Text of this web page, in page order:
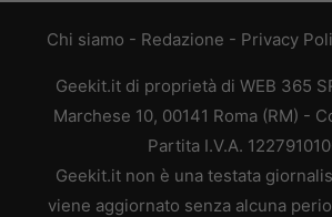
Chi siamo - Redazione - Privacy
Geekit.it di proprietà di WEB 365
Marchese 10, 00141 Roma (RM) -
Partita I.V.A.
Geekit.it non è una testata
viene aggiornato senza alcuna